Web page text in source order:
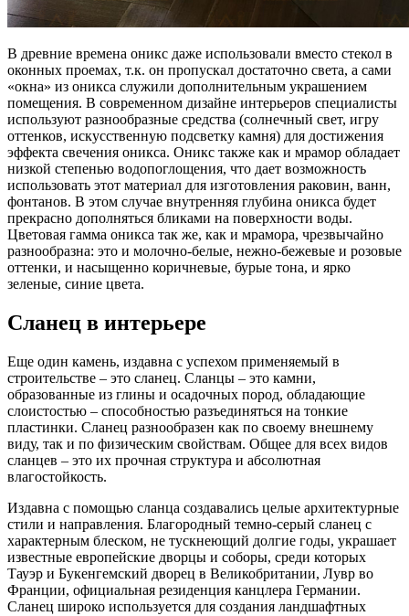
В древние времена оникс даже использовали вместо стекол в
оконных проемах, т.к. он пропускал достаточно света, а сами
«окна» из оникса служили дополнительным украшением
помещения. В современном дизайне интерьеров специалисты
используют разнообразные средства (солнечный свет, игру
оттенков, искусственную подсветку камня) для достижения
эффекта свечения оникса. Оникс также как и мрамор обладает
низкой степенью водопоглощения, что дает возможность
использовать этот материал для изготовления раковин, ванн,
фонтанов. В этом случае внутренняя глубина оникса будет
прекрасно дополняться бликами на поверхности воды.
Цветовая гамма оникса так же, как и мрамора, чрезвычайно
разнообразна: это и молочно-белые, нежно-бежевые и розовые
оттенки, и насыщенно коричневые, бурые тона, и ярко
зеленые, синие цвета.
Сланец в интерьере
Еще один камень, издавна с успехом применяемый в
строительстве – это сланец. Сланцы – это камни,
образованные из глины и осадочных пород, обладающие
слоистостью – способностью разъединяться на тонкие
пластинки. Сланец разнообразен как по своему внешнему
виду, так и по физическим свойствам. Общее для всех видов
сланцев – это их прочная структура и абсолютная
влагостойкость.
Издавна с помощью сланца создавались целые архитектурные
стили и направления. Благородный темно-серый сланец с
характерным блеском, не тускнеющий долгие годы, украшает
известные европейские дворцы и соборы, среди которых
Тауэр и Букенгемский дворец в Великобритании, Лувр во
Франции, официальная резиденция канцлера Германии.
Сланец широко используется для создания ландшафтных